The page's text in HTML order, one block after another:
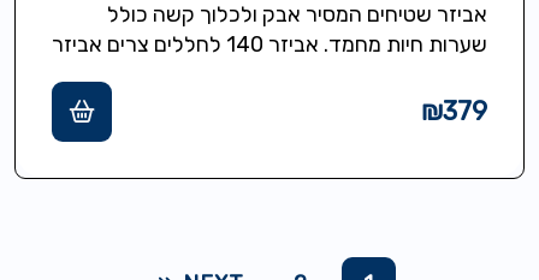
אביזר שטיחים המסיר אבק ולכלוך קשה כולל
שערות חיות מחמד. אביזר 140 לחללים צרים אביזר
₪379